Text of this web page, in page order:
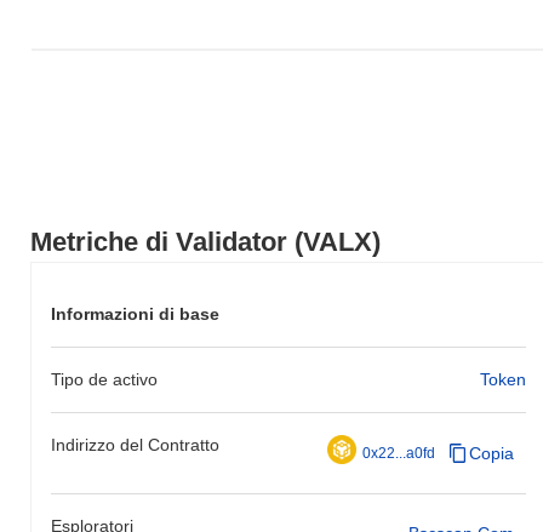
Metriche di Validator (VALX)
Informazioni di base
Tipo de activo Token
Indirizzo del Contratto 0x22...a0fd Copia
Esploratori